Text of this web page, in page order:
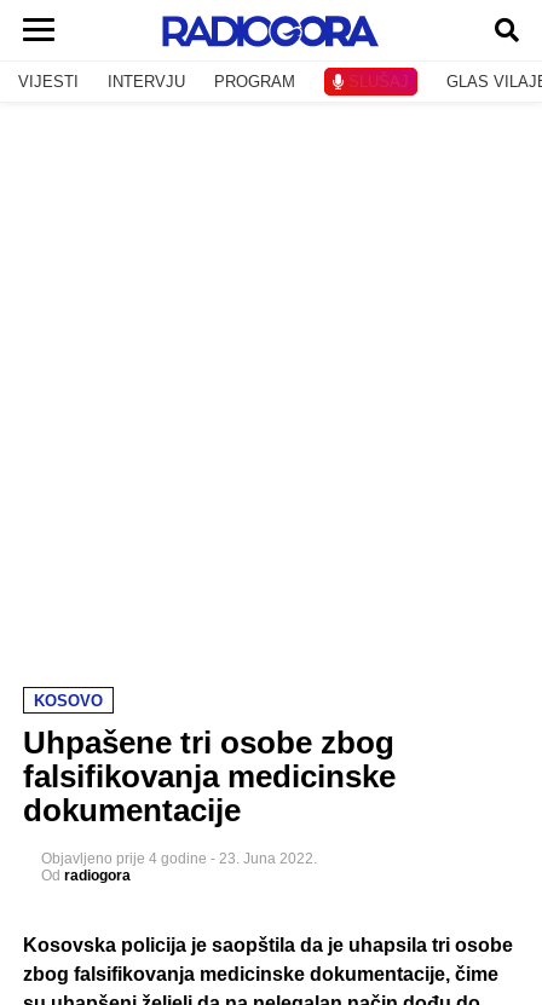
VIJESTI INTERVJU PROGRAM SLUŠAJ GLAS
KOSOVO
Uhpašene tri osobe zbog
falsifikovanja medicinske
dokumentacije
Objavljeno prije 4 godine - 23. Juna 2022.
Od radiogora
Kosovska policija je saopštila da je uhapsila tri osobe
zbog falsifikovanja medicinske dokumentacije, čime